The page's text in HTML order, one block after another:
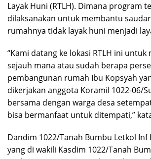
Layak Huni (RTLH). Dimana program
dilaksanakan untuk membantu
rumahnya tidak layak huni menjadi
“Kami datang ke lokasi RTLH ini untuk
sejauh mana atau sudah berapa
pembangunan rumah Ibu Kopsyah
dikerjakan anggota Koramil 1022-06/
bersama dengan warga desa
bisa bermanfaat untuk ditempati,”
Dandim 1022/Tanah Bumbu Letkol Inf
yang di wakili Kasdim 1022/Tanah